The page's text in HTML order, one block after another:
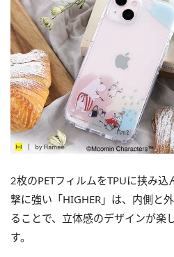
2枚のPETフィルムをTPUに挟み
撃に強い「HIGHER」は、内側と
ることで、立体感のデザインが楽
す。